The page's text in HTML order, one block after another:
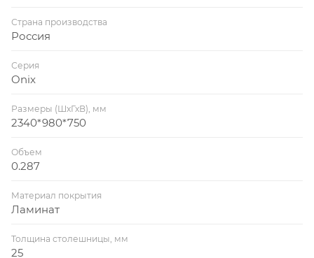
Страна производства
Россия
Серия
Onix
Размеры (ШхГхВ), мм
2340*980*750
Объем
0.287
Материал покрытия
Ламинат
Толщина столешницы, мм
25